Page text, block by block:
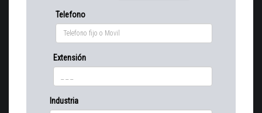
Telefono
Extensión
Industria